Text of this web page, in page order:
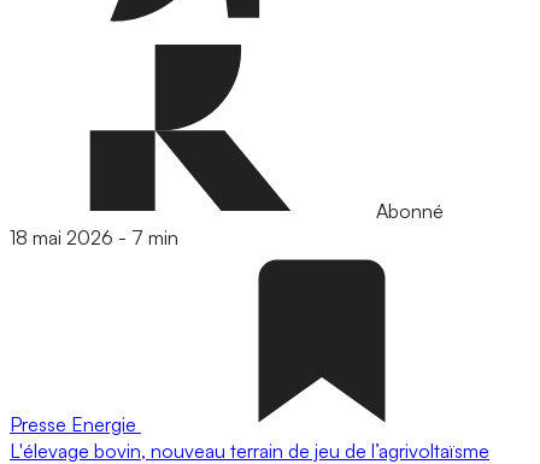
Abonné
18 mai 2026 - 7 min
Presse Energie
L'élevage bovin, nouveau terrain de jeu de l’agrivoltaïsme